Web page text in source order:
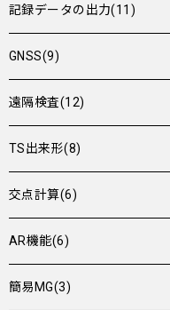
記録データの出力(11)
GNSS(9)
遠隔検査(12)
TS出来形(8)
交点計算(6)
AR機能(6)
簡易MG(3)